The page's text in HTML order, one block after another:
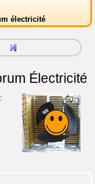
électricité
Électricité